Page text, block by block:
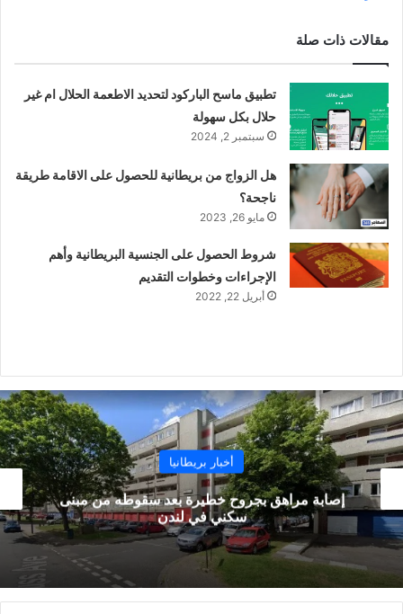
مقالات ذات صلة
تطبيق ماسح الباركود لتحديد الاطعمة الحلال ام غير
حلال بكل سهولة
سبتمبر 2, 2024
هل الزواج من بريطانية للحصول على الاقامة طريقة
ناجحة؟
مايو 26, 2023
شروط الحصول على الجنسية البريطانية وأهم
الإجراءات وخطوات التقديم
أبريل 22, 2022
أخبار بريطانيا
إلغاء العمليات الجراحية لمرضى السرطان في أجزاء
من لندن